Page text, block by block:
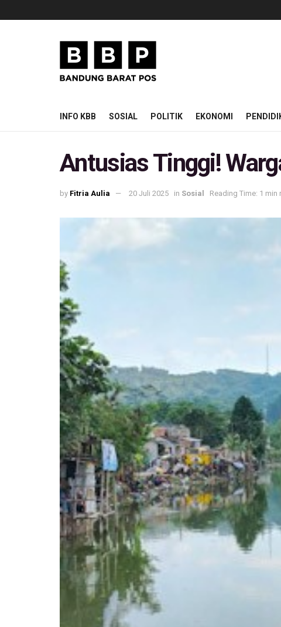
INFO KBB SOSIAL POLITIK EKONOMI
Antusias Tinggi!
by Fitria Aulia 20 Juli 2025 in Sosial Reading Time: 1 min